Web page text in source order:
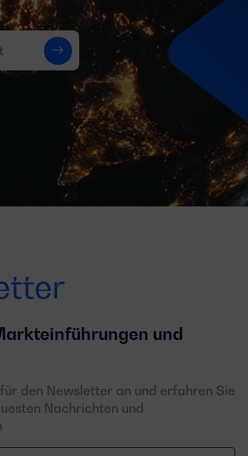
und
den Newsletter an und erfahren Sie
Nachrichten und